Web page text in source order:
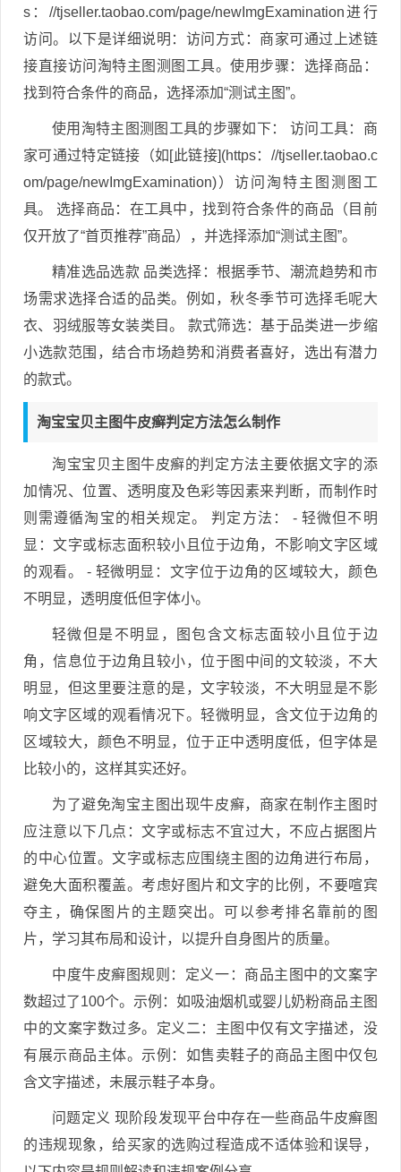
s：//tjseller.taobao.com/page/newImgExamination进行
访问。以下是详细说明：访问方式：商家可通过上述链
接直接访问淘特主图测图工具。使用步骤：选择商品：
找到符合条件的商品，选择添加“测试主图”。
使用淘特主图测图工具的步骤如下： 访问工具：商
家可通过特定链接（如[此链接](https：//tjseller.taobao.c
om/page/newImgExamination)）访问淘特主图测图工
具。 选择商品：在工具中，找到符合条件的商品（目前
仅开放了“首页推荐”商品），并选择添加“测试主图”。
精准选品选款 品类选择：根据季节、潮流趋势和市
场需求选择合适的品类。例如，秋冬季节可选择毛呢大
衣、羽绒服等女装类目。 款式筛选：基于品类进一步缩
小选款范围，结合市场趋势和消费者喜好，选出有潜力
的款式。
淘宝宝贝主图牛皮癣判定方法怎么制作
淘宝宝贝主图牛皮癣的判定方法主要依据文字的添
加情况、位置、透明度及色彩等因素来判断，而制作时
则需遵循淘宝的相关规定。 判定方法： - 轻微但不明
显：文字或标志面积较小且位于边角，不影响文字区域
的观看。 - 轻微明显：文字位于边角的区域较大，颜色
不明显，透明度低但字体小。
轻微但是不明显，图包含文标志面较小且位于边
角，信息位于边角且较小，位于图中间的文较淡，不大
明显，但这里要注意的是，文字较淡，不大明显是不影
响文字区域的观看情况下。轻微明显，含文位于边角的
区域较大，颜色不明显，位于正中透明度低，但字体是
比较小的，这样其实还好。
为了避免淘宝主图出现牛皮癣，商家在制作主图时
应注意以下几点：文字或标志不宜过大，不应占据图片
的中心位置。文字或标志应围绕主图的边角进行布局，
避免大面积覆盖。考虑好图片和文字的比例，不要喧宾
夺主，确保图片的主题突出。可以参考排名靠前的图
片，学习其布局和设计，以提升自身图片的质量。
中度牛皮癣图规则：定义一：商品主图中的文案字
数超过了100个。示例：如吸油烟机或婴儿奶粉商品主图
中的文案字数过多。定义二：主图中仅有文字描述，没
有展示商品主体。示例：如售卖鞋子的商品主图中仅包
含文字描述，未展示鞋子本身。
问题定义 现阶段发现平台中存在一些商品牛皮癣图
的违规现象，给买家的选购过程造成不适体验和误导，